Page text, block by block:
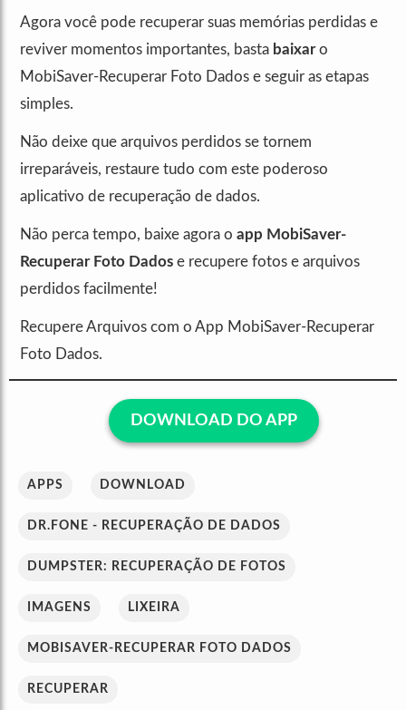
Agora você pode recuperar suas memórias perdidas e
reviver momentos importantes, basta baixaro
MobiSaver-Recuperar Foto Dados e seguir as etapas
simples.
Não deixe que arquivos perdidos se tornem
irreparáveis, restaure tudo com este poderoso
aplicativo de recuperação de dados.
Não perca tempo, baixe agora o app MobiSaver-
Recuperar Foto Dados e recupere fotos e arquivos
perdidos facilmente!
Recupere Arquivos com o App MobiSaver-Recuperar
Foto Dados.
DOWNLOAD DO APP
APPS DOWNLOAD
DR.FONE - RECUPERAÇÃO DE DADOS
DUMPSTER: RECUPERAÇÃO DE FOTOS
IMAGENS LIXEIRA
MOBISAVER-RECUPERAR FOTO DADOS
RECUPERAR